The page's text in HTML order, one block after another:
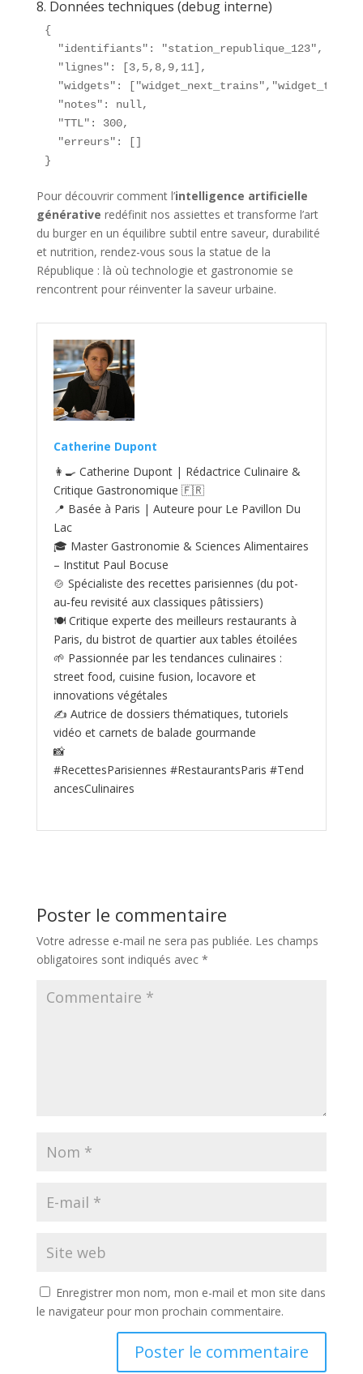
8. Données techniques (debug interne)
{
  "identifiants": "station_republique_123",
  "lignes": [3,5,8,9,11],
"widgets":
  "notes": null,
  "TTL": 300,
  "erreurs": []
}
Pour découvrir comment l’intelligence artificielle
générative redéfinit nos assiettes et transforme l’art
du burger en un équilibre subtil entre saveur, durabilité
et nutrition, rendez-vous sous la statue de la
République : là où technologie et gastronomie se
rencontrent pour réinventer la saveur urbaine.
Catherine Dupont
👩‍🍳 Catherine Dupont | Rédactrice Culinaire &
Critique Gastronomique 🇫🇷
📍 Basée à Paris | Auteure pour Le Pavillon Du
Lac
🎓 Master Gastronomie & Sciences Alimentaires
– Institut Paul Bocuse
🍲 Spécialiste des recettes parisiennes (du pot-
au‑feu revisité aux classiques pâtissiers)
🍽️ Critique experte des meilleurs restaurants à
Paris, du bistrot de quartier aux tables étoilées
🌱 Passionnée par les tendances culinaires :
street food, cuisine fusion, locavore et
innovations végétales
✍️ Autrice de dossiers thématiques, tutoriels
vidéo et carnets de balade gourmande
📸
#RecettesParisiennes #RestaurantsParis #Tend
ancesCulinaires
Poster le commentaire
Votre adresse e-mail ne sera pas publiée. Les champs
obligatoires sont indiqués avec *
Enregistrer mon nom, mon e-mail et mon site dans
le navigateur pour mon prochain commentaire.